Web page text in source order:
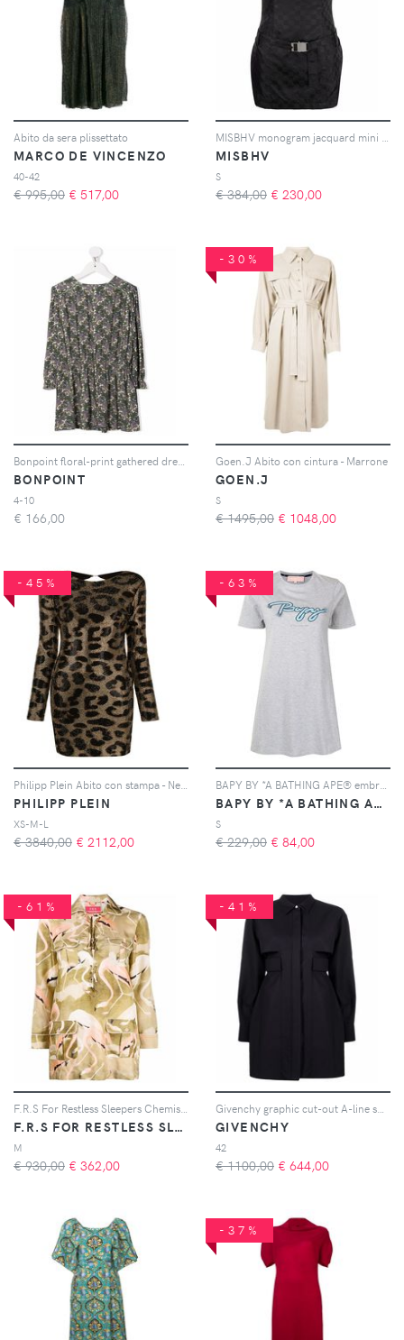
Abito da sera plissettato
MARCO DE VINCENZO
40-42
€ 995,00 € 517,00
MISBHV
S
€ 384,00 € 230,00
BONPOINT
4-10
€ 166,00
-30%
Goen.J Abito con cintura - Marrone
GOEN.J
S
€ 1495,00 € 1048,00
-45%
PHILIPP PLEIN
XS-M-L
€ 3840,00 € 2112,00
-63%
BAPY BY *A BATHING APE®
S
€ 229,00 € 84,00
-61%
F.R.S FOR RESTLESS SLEEPERS
M
€ 930,00 € 362,00
-41%
GIVENCHY
42
€ 1100,00 € 644,00
-37%